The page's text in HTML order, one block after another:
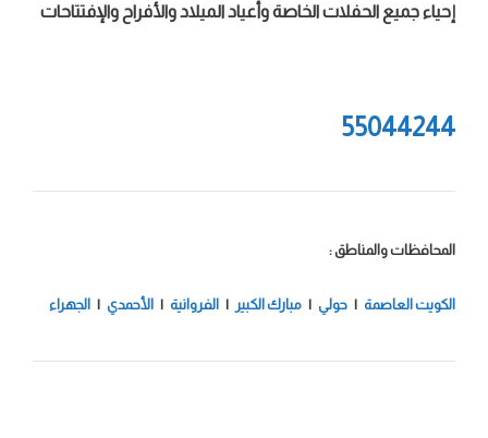
إحياء جميع الحفلات الخاصة وأعياد الميلاد والأفراح والإفتتاحات
55044244
المحافظات والمناطق :
الكويت العاصمة | حولي | مبارك الكبير | الفروانية | الأحمدي | الجهراء